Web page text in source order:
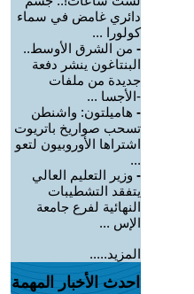
دائري غامض في سماء
كولورا ...
- من الشرق الأوسط..
البنتاغون ينشر دفعة
جديدة من ملفات
-الأجسا ...
- هاميلتون: واشنطن
تسحب صواريخ باتريوت
اشتراها الأوروبيون لتعو
...
- وزير التعليم العالي
يتفقد التشطيبات
النهائية لفرع جامعة
الإس ...
المزيد.....
احدث الأخبار المهمة